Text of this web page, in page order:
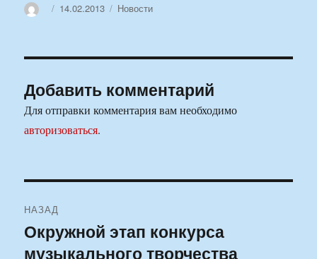
АвторОпубликовано
14.02.2013 Рубрики
Новости
Добавить комментарий
Для отправки комментария вам необходимо
авторизоваться.
по
НАЗАД
Предыдущая
запись:
Окружной этап конкурса
музыкального творчества